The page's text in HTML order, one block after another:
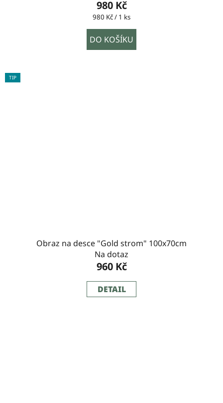
980 Kč
Měrná
980 Kč / 1 ks
DO KOŠÍKU
TIP
Obraz na desce "Gold strom" 100x70cm
Na dotaz
960 Kč
DETAIL